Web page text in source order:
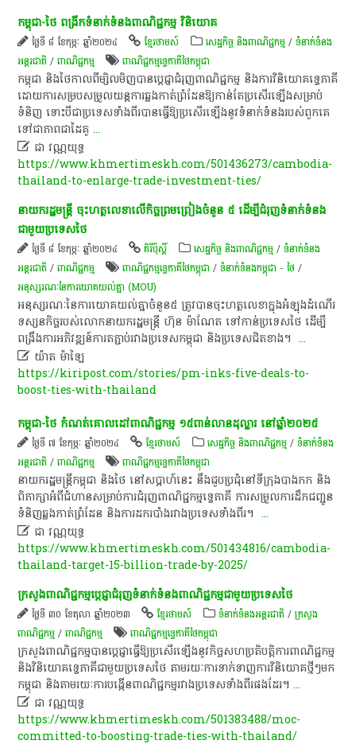
កម្ពុជា​-​ថៃ​ ពង្រីក​ទំនាក់ទំនង​ពាណិជ្ជកម្ម​ វិនិយោគ​
ថ្ងៃទី ៨ ខែកុម្ភៈ ឆ្នាំ២០២៤ ខ្មែរថាមស៍ សេដ្ឋកិច្ច និងពាណិជ្ជកម្ម /ទំនាក់ទំនង
អន្តរជាតិ /ពាណិជ្ជកម្ម ពាណិជ្ជកម្ម​ទ្វេ​ភាគី​ថៃកម្ពុជា
​កម្ពុជា​ និង​ថៃ​កាលពី​ម្សិលមិញ​បាន​ប្តេជ្ញា​ជំរុញ​ពាណិជ្ជកម្ម​ និង​ការ​វិនិយោគ​ទ្វេភាគី​
ដោយ​ការ​សម្របសម្រួល​យន្តការ​ឆ្លងកាត់​ព្រំដែន​ឱ្យ​កាន់តែ​ប្រសើរ​ឡើង​សម្រាប់​
ទំនិញ​ ទោះបីជា​ប្រទេស​ទាំង​ពីរ​បាន​ធ្វើ​ឱ្យ​ប្រសើរ​ឡើង​នូវ​ទំនាក់ទំនង​របស់​ពួក​គេ​
ទៅ​ជា​ភាព​ជា​ដៃគូ...
 ជា​ វណ្ណ​យុទ្ធ​
https://www.khmertimeskh.com/501436273/cambodia-
thailand-to-enlarge-trade-investment-ties/
នាយក​រដ្ឋមន្ត្រី​ ចុះហត្ថលេខា​លើ​កិច្ចព្រមព្រៀង​ចំនួន​ ៥​ ដើម្បី​ជំរុញ​ទំនាក់ទំនង​
ជាមួយ​ប្រទេស​ថៃ​
ថ្ងៃទី ៨ ខែកុម្ភៈ ឆ្នាំ២០២៤ គិរីប៉ុស្តិ៍ សេដ្ឋកិច្ច និងពាណិជ្ជកម្ម /ទំនាក់ទំនង
អន្តរជាតិ /ពាណិជ្ជកម្ម ពាណិជ្ជកម្ម​ទ្វេ​ភាគី​ថៃកម្ពុជា /ទំនាក់ទំនងកម្ពុជា - ថៃ /
អនុស្សរណៈនៃការយោគយល់គ្នា (MOU)
​អនុស្សរណៈ​នៃ​ការ​យោគយល់​គ្នា​ចំនួន​៥​ ត្រូវ​បាន​ចុះហត្ថលេខា​ក្នុង​អំឡុង​ដំណើរ​
ទស្សនកិច្ច​របស់​លោកនាយក​រដ្ឋមន្ត្រី​ ហ៊ុន​ ម៉ា​ណែ​ត​ ទៅ​កាន់​ប្រទេស​ថៃ​ ដើម្បី​
ពង្រឹង​ការ​អភិវឌ្ឍន៍​កា​រត​ភ្ជាប់​រវាង​ប្រទេស​កម្ពុជា​ និង​ប្រទេស​ជិតខាង​។​ ​...
 យ៉ាត ម៉ាឡៃ
https://kiripost.com/stories/pm-inks-five-deals-to-
boost-ties-with-thailand
កម្ពុជា​-​ថៃ​ កំណត់​គោលដៅ​ពាណិជ្ជកម្ម​ ១៥​ពាន់​លាន​ដុល្លារ​ នៅ​ឆ្នាំ​២០២៥
ថ្ងៃទី ៧ ខែកុម្ភៈ ឆ្នាំ២០២៤ ខ្មែរថាមស៍ សេដ្ឋកិច្ច និងពាណិជ្ជកម្ម /ទំនាក់ទំនង
អន្តរជាតិ /ពាណិជ្ជកម្ម ពាណិជ្ជកម្ម​ទ្វេ​ភាគី​ថៃកម្ពុជា
​នាយក​រដ្ឋមន្ត្រី​កម្ពុជា​ និង​ថៃ​ នៅ​ស​ប្តា​ហ៍​នេះ​ នឹង​ជួប​ប្រជុំ​នៅ​ទីក្រុង​បាងកក​ និង​
ពិភាក្សា​អំពី​ជំហាន​សម្រាប់​ការ​ជំរុញ​ពាណិជ្ជកម្ម​ទ្វេភាគី​ ការ​សម្រួលការ​ដឹក​ជញ្ជូន​
ទំនិញ​ឆ្លងកាត់​ព្រំដែន​ និង​កា​រដក​របាំង​រវាង​ប្រទេស​ទាំង​ពីរ​។​ ​...
 ជា​ វណ្ណ​យុទ្ធ​
https://www.khmertimeskh.com/501434816/cambodia-
thailand-target-15-billion-trade-by-2025/
​ក្រសួងពាណិជ្ជកម្ម​ប្តេជ្ញា​ជំរុញ​ទំនាក់ទំនង​ពាណិជ្ជកម្ម​ជាមួយ​ប្រទេស​ថៃ​
ថ្ងៃទី ៣០ ខែតុលា ឆ្នាំ២០២៣ ខ្មែរថាមស៍ ទំនាក់ទំនងអន្តរជាតិ /ក្រសួង
ពាណិជ្ជកម្ម /ពាណិជ្ជកម្ម ពាណិជ្ជកម្ម​ទ្វេ​ភាគី​ថៃកម្ពុជា
​ក្រសួងពាណិជ្ជកម្ម​បាន​ប្តេជ្ញា​ធ្វើ​ឱ្យ​ប្រសើរ​ឡើង​នូវ​កិច្ច​សហប្រតិបត្តិការ​ពាណិជ្ជកម្ម​
និង​វិនិយោគ​ទ្វេភាគី​ជាមួយ​ប្រទេស​ថៃ​ តាម​រយៈ​ការ​ទាក់ទាញ​ការ​វិនិយោគ​ថ្មីៗ​មក​
កម្ពុជា​ និង​តាម​រយៈ​ការ​បង្កើន​ពាណិជ្ជកម្ម​រវាង​ប្រទេស​ទាំង​ពីរ​ផង​ដែរ​។​...
 ជា​ វណ្ណ​យុទ្ធ​
https://www.khmertimeskh.com/501383488/moc-
committed-to-boosting-trade-ties-with-thailand/